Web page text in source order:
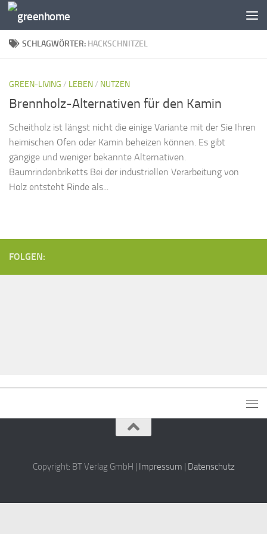
Zum Inhalt springen
SCHLAGWÖRTER: HACKSCHNITZEL
GREEN-LIVING / LEBEN/ NUTZEN
Brennholz-Alternativen für den Kamin
Scheitholz ist längst nicht die einige Variante mit der Sie Ihren
heimischen Ofen oder Kamin beheizen können. Es gibt
gängige und weniger bekannte Alternativen.
Baumrindenbriketts Bei der industriellen Verarbeitung von
Holz entsteht Rinde als...
FOLGEN:
Copyright: BT Verlag GmbH | Impressum | Datenschutz